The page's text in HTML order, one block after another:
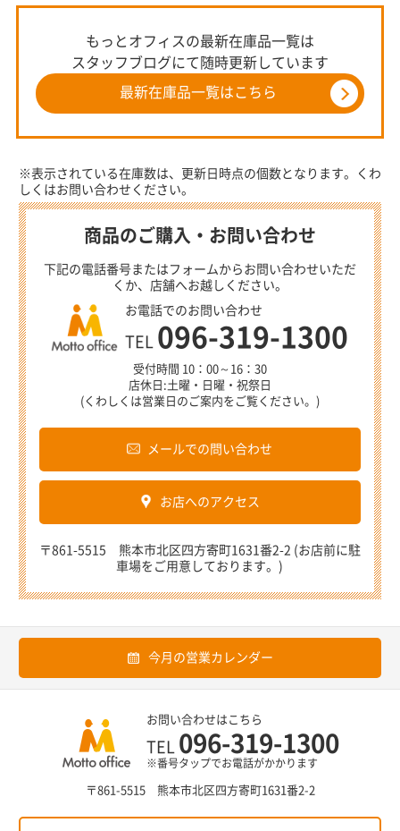
もっとオフィスの最新在庫品一覧は
スタッフブログにて随時更新しています
最新在庫品一覧はこちら
※表示されている在庫数は、更新日時点の個数となります。くわ
しくはお問い合わせください。
商品のご購入・お問い合わせ
下記の電話番号またはフォームからお問い合わせいただ
くか、店舗へお越しください。
お電話でのお問い合わせ
TEL 096-319-1300
受付時間 10：00～16：30
店休日:土曜・日曜・祝祭日
(くわしくは営業日のご案内をご覧ください。)
メールでの問い合わせ
お店へのアクセス
〒861-5515 熊本市北区四方寄町1631番2-2 (お店前に駐
車場をご用意しております。)
今月の営業カレンダー
お問い合わせはこちら
TEL 096-319-1300
※番号タップでお電話がかかります
〒861-5515 熊本市北区四方寄町1631番2-2